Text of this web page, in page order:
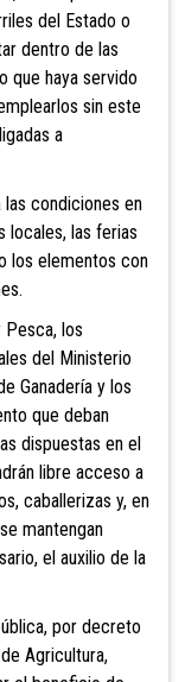
del Estado o
dentro de las
que haya servido
sin este
a
condiciones en
locales, las ferias
los elementos con
los
del Ministerio
Ganadería y los
que deban
dispuestas en el
libre acceso a
caballerizas y, en
mantengan
el auxilio de la
por decreto
Agricultura,